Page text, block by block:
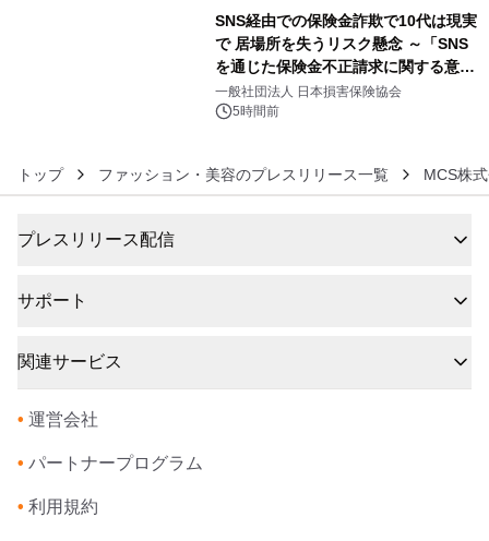
SNS経由での保険金詐欺で10代は現実
で 居場所を失うリスク懸念 ～「SNS
を通じた保険金不正請求に関する意識
調査」を実施、 認知度の低さも浮き彫
りに～
一般社団法人 日本損害保険協会
5時間前
トップ ファッション・美容のプレスリリース一覧 MCS株
プレスリリース配信
サポート
関連サービス
• 運営会社
• パートナープログラム
• 利用規約